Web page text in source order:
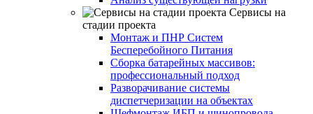
Сервисы на
стадии проекта
Монтаж и ПНР Систем
Бесперебойного Питания
Сборка батарейных массивов:
профессиональный подход
Разворачивание системы
диспетчеризации на объектах